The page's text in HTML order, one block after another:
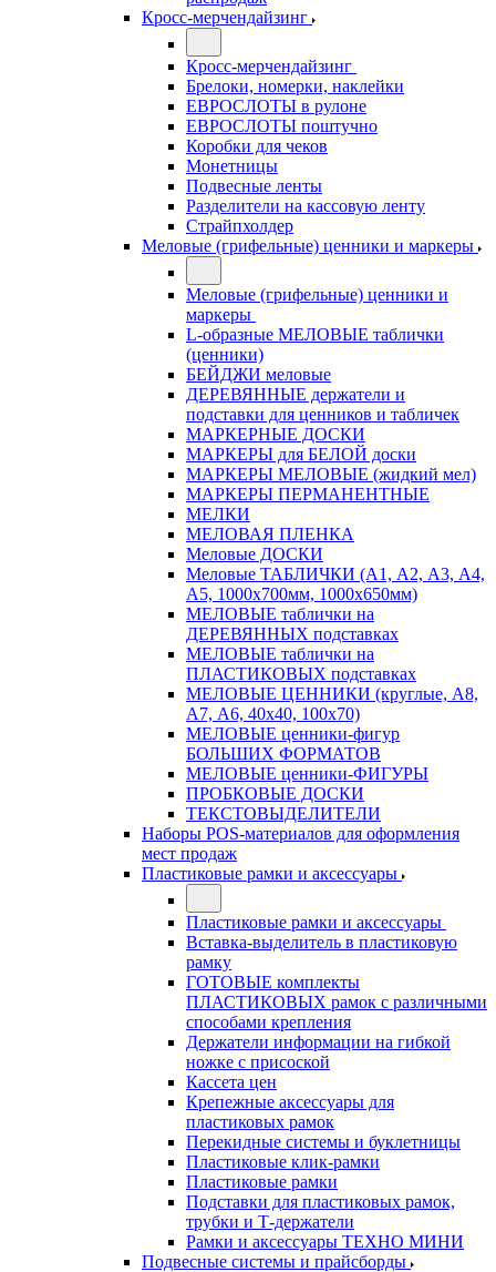
Кросс-мерчендайзинг
Кросс-мерчендайзинг
Брелоки, номерки, наклейки
ЕВРОСЛОТЫ в рулоне
ЕВРОСЛОТЫ поштучно
Коробки для чеков
Монетницы
Подвесные ленты
Разделители на кассовую ленту
Страйпхолдер
Меловые (грифельные) ценники и маркеры
Меловые (грифельные) ценники и
маркеры
L-образные МЕЛОВЫЕ таблички
(ценники)
БЕЙДЖИ меловые
ДЕРЕВЯННЫЕ держатели и
подставки для ценников и табличек
МАРКЕРНЫЕ ДОСКИ
МАРКЕРЫ для БЕЛОЙ доски
МАРКЕРЫ МЕЛОВЫЕ (жидкий мел)
МАРКЕРЫ ПЕРМАНЕНТНЫЕ
МЕЛКИ
МЕЛОВАЯ ПЛЕНКА
Меловые ДОСКИ
Меловые ТАБЛИЧКИ (А1, А2, А3, А4,
А5, 1000х700мм, 1000х650мм)
МЕЛОВЫЕ таблички на
ДЕРЕВЯННЫХ подставках
МЕЛОВЫЕ таблички на
ПЛАСТИКОВЫХ подставках
МЕЛОВЫЕ ЦЕННИКИ (круглые, А8,
А7, А6, 40х40, 100х70)
МЕЛОВЫЕ ценники-фигур
БОЛЬШИХ ФОРМАТОВ
МЕЛОВЫЕ ценники-ФИГУРЫ
ПРОБКОВЫЕ ДОСКИ
ТЕКСТОВЫДЕЛИТЕЛИ
Наборы POS-материалов для оформления
мест продаж
Пластиковые рамки и аксессуары
Пластиковые рамки и аксессуары
Вставка-выделитель в пластиковую
рамку
ГОТОВЫЕ комплекты
ПЛАСТИКОВЫХ рамок с различными
способами крепления
Держатели информации на гибкой
ножке с присоской
Кассета цен
Крепежные аксессуары для
пластиковых рамок
Перекидные системы и буклетницы
Пластиковые клик-рамки
Пластиковые рамки
Подставки для пластиковых рамок,
трубки и Т-держатели
Рамки и аксессуары ТЕХНО МИНИ
Подвесные системы и прайсборды